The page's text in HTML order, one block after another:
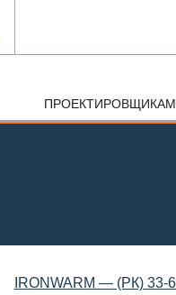
ПРОЕКТИРОВЩИКАМ